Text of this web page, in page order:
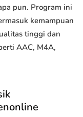
pun. Program ini
kemampuan
tinggi dan
AAC, M4A,